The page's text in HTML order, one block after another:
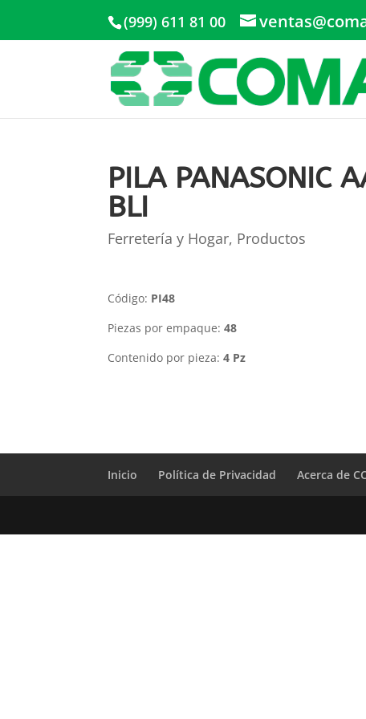
(999) 611 81 00
PILA PANASONIC
BLI
Ferretería y Hogar, Productos
Código: PI48
Piezas por empaque:48
Contenido por pieza:4 Pz
Inicio Política de Privacidad Acerca de